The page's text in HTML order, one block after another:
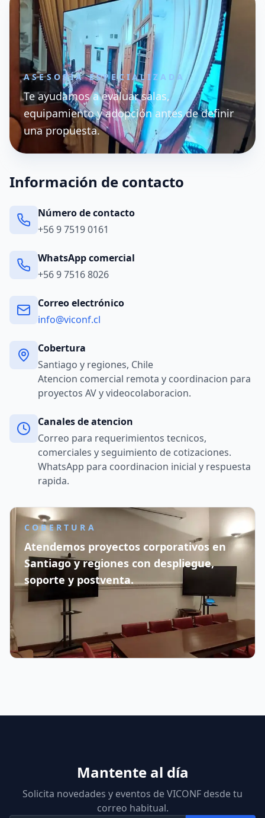
ASESORÍA ESPECIALIZADA
Te ayudamos a evaluar salas,
equipamiento y adopción antes de definir
una propuesta.
Información de contacto
Número de contacto
+56 9 7519 0161
WhatsApp comercial
+56 9 7516 8026
Correo electrónico
info@viconf.cl
Cobertura
Santiago y regiones, Chile
Atencion comercial remota y coordinacion para
proyectos AV y videocolaboracion.
Canales de atencion
Correo para requerimientos tecnicos,
comerciales y seguimiento de cotizaciones.
WhatsApp para coordinacion inicial y respuesta
rapida.
COBERTURA
Atendemos proyectos corporativos en
Santiago y regiones con despliegue,
soporte y postventa.
Mantente al día
Solicita novedades y eventos de VICONF desde tu
correo habitual.